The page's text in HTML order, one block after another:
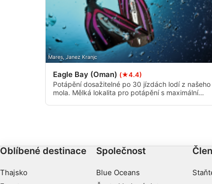
Mares, Janez Kranjc
Eagle Bay (Oman) (★4.4)
Potápění dosažitelné po 30 jízdách lodí z našeho
mola. Mělká lokalita pro potápění s maximální
Oblíbené destinace
Thajsko
Společnost
Blue Oceans